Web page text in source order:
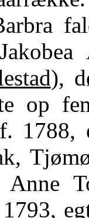
),
op
1788,
Anne